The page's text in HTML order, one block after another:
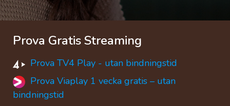
Prova Gratis Streaming
Prova TV4 Play - utan bindningstid
Prova Viaplay 1 vecka gratis – utan
bindningstid